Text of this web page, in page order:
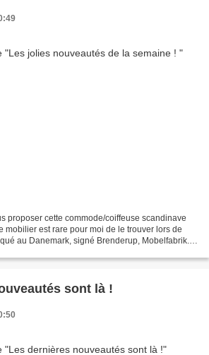
proposer cette commode/coiffeuse scandinave
mobilier est rare pour moi de le trouver lors de
au Danemark, signé Brenderup, Mobelfabrik.
sont là !